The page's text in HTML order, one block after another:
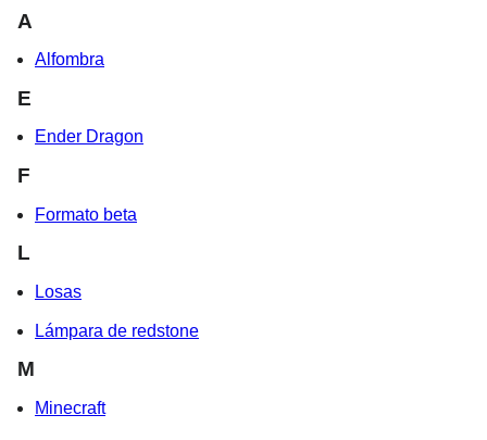
A
Alfombra
E
Ender Dragon
F
Formato beta
L
Losas
Lámpara de redstone
M
Minecraft